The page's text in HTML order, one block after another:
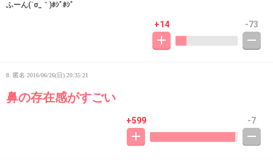
ふーん(´σ_｀)ﾎｼﾞﾎｼﾞ
+14 -73
8. 匿名 2016/06/26(日) 20:35:21
鼻の存在感がすごい
+599 -7